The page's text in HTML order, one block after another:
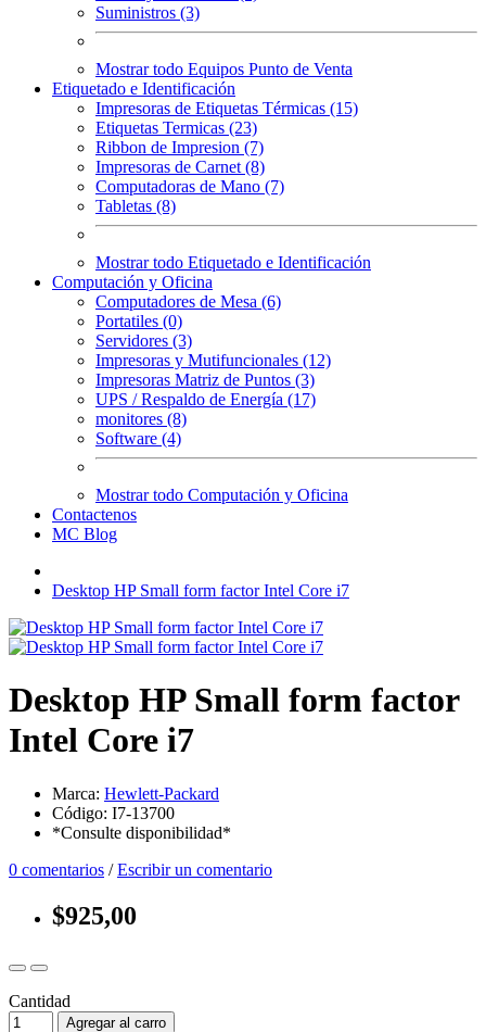
Suministros (3)
Mostrar todo Equipos Punto de Venta
Etiquetado e Identificación
Impresoras de Etiquetas Térmicas (15)
Etiquetas Termicas (23)
Ribbon de Impresion (7)
Impresoras de Carnet (8)
Computadoras de Mano (7)
Tabletas (8)
Mostrar todo Etiquetado e Identificación
Computación y Oficina
Computadores de Mesa (6)
Portatiles (0)
Servidores (3)
Impresoras y Mutifuncionales (12)
Impresoras Matriz de Puntos (3)
UPS / Respaldo de Energía (17)
monitores (8)
Software (4)
Mostrar todo Computación y Oficina
Contactenos
MC Blog
Desktop HP Small form factor Intel Core i7
Desktop HP Small form factor
Intel Core i7
Marca: Hewlett-Packard
Código: I7-13700
*Consulte disponibilidad*
0 comentarios /Escribir un comentario
$925,00
Cantidad
Agregar al carro